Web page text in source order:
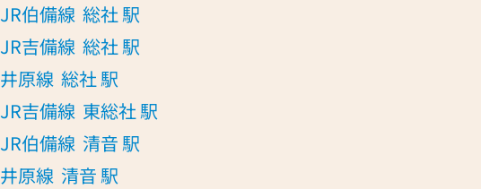
JR伯備線 総社 駅
JR吉備線 総社 駅
井原線 総社 駅
JR吉備線 東総社 駅
JR伯備線 清音 駅
井原線 清音 駅